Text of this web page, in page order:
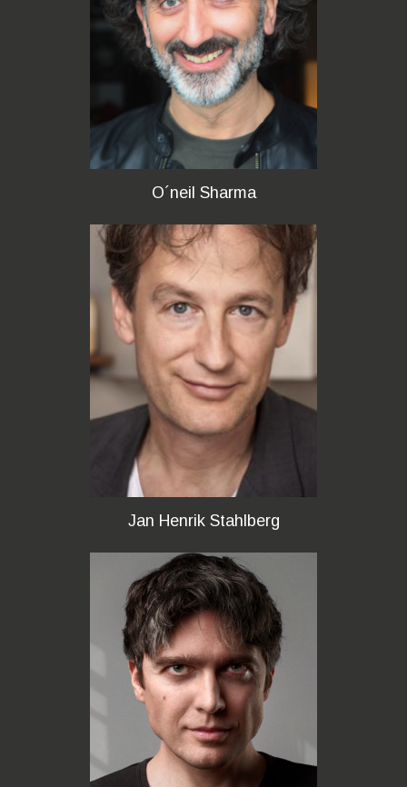
O´neil Sharma
Jan Henrik Stahlberg